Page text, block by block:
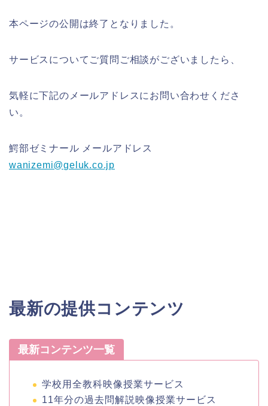
本ページの公開は終了となりました。
サービスについてご質問ご相談がございましたら、
気軽に下記のメールアドレスにお問い合わせくださ
い。
鰐部ゼミナール メールアドレス
wanizemi@geluk.co.jp
最新の提供コンテンツ
最新コンテンツ一覧
学校用全教科映像授業サービス
11年分の過去問解説映像授業サービス